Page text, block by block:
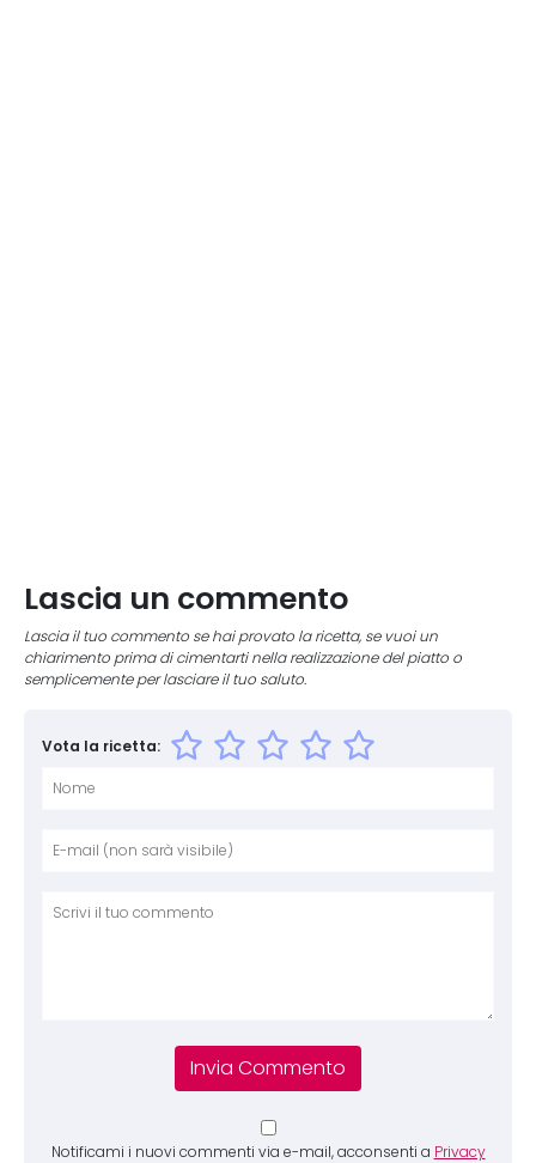
Lascia un commento
Lascia il tuo commento se hai provato la ricetta, se vuoi un
chiarimento prima di cimentarti nella realizzazione del piatto o
semplicemente per lasciare il tuo saluto.
Vota la ricetta:
Notificami i nuovi commenti via e-mail, acconsenti a Privacy